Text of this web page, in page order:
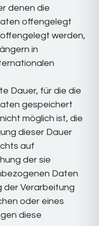
denen die
offengelegt
werden,
in
Dauer, für die die
gespeichert
möglich ist, die
dieser Dauer
auf
der sie
Daten
der Verarbeitung
oder eines
diese